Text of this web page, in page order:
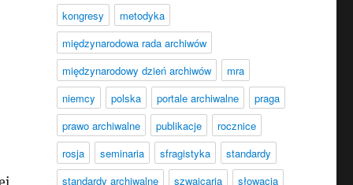
kongresy
metodyka
międzynarodowa rada archiwów
międzynarodowy dzień archiwów
mra
niemcy
polska portale archiwalne
praga
prawo archiwalne
publikacje
rocznice
rosja
seminaria sfragistyka
standardy
standardy archiwalne
szwajcaria
słowacja